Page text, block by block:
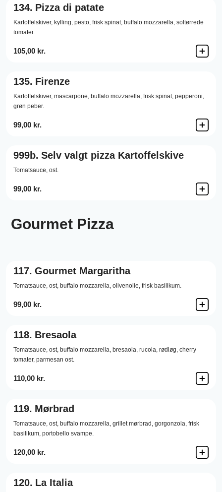
134. Pizza di patate
Kartoffelskiver, kylling, pesto, frisk spinat, buffalo mozzarella, soltørrede
tomater.
105,00 kr.
135. Firenze
Kartoffelskiver, mascarpone, buffalo mozzarella, frisk spinat, pepperoni,
grøn peber.
99,00 kr.
999b. Selv valgt pizza Kartoffelskive
Tomatsauce, ost.
99,00 kr.
Gourmet Pizza
117. Gourmet Margaritha
Tomatsauce, ost, buffalo mozzarella, olivenolie, frisk basilikum.
99,00 kr.
118. Bresaola
Tomatsauce, ost, buffalo mozzarella, bresaola, rucola, rødløg, cherry
tomater, parmesan ost.
110,00 kr.
119. Mørbrad
Tomatsauce, ost, buffalo mozzarella, grillet mørbrad, gorgonzola, frisk
basilikum, portobello svampe.
120,00 kr.
120. La Italia